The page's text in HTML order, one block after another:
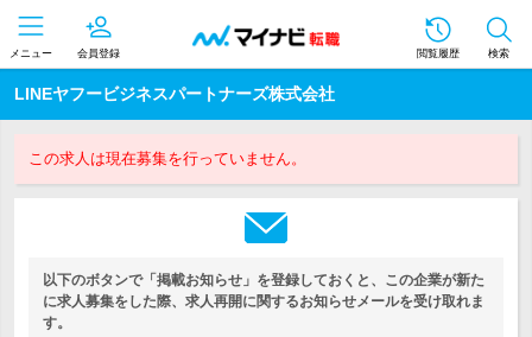
メニュー 会員登録 閲覧履歴 検索
LINEヤフービジネスパートナーズ株式会社
この求人は現在募集を行っていません。
以下のボタンで「掲載お知らせ」を登録しておくと、この企業が新た
に求人募集をした際、求人再開に関するお知らせメールを受け取れま
す。